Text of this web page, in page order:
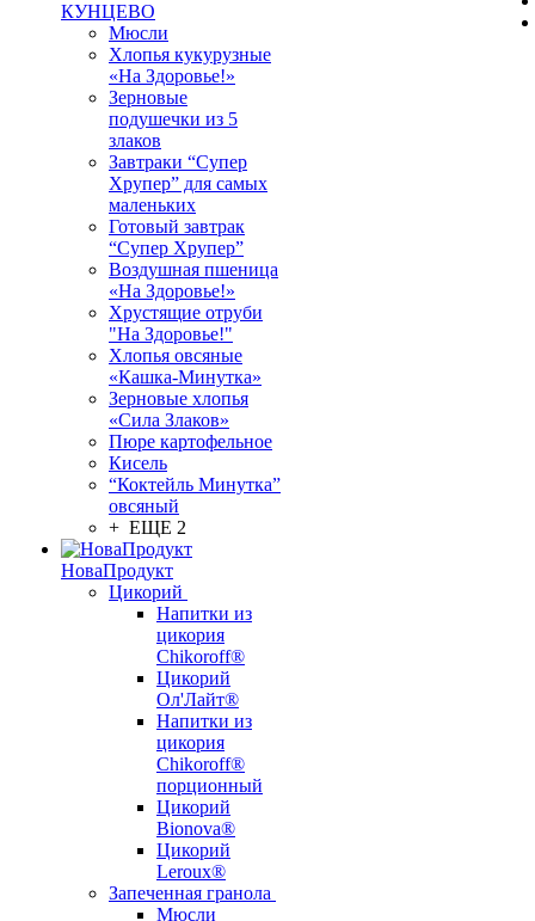
КУНЦЕВО
Мюсли
Хлопья кукурузные
«На Здоровье!»
Зерновые
подушечки из 5
злаков
Завтраки “Супер
Хрупер” для самых
маленьких
Готовый завтрак
“Супер Хрупер”
Воздушная пшеница
«На Здоровье!»
Хрустящие отруби
"На Здоровье!"
Хлопья овсяные
«Кашка-Минутка»
Зерновые хлопья
«Сила Злаков»
Пюре картофельное
Кисель
“Коктейль Минутка”
овсяный
+ ЕЩЕ 2
НоваПродукт
Цикорий
Напитки из
цикория
Chikoroff®
Цикорий
Ол'Лайт®
Напитки из
цикория
Chikoroff®
порционный
Цикорий
Bionova®
Цикорий
Leroux®
Запеченная гранола
Мюсли